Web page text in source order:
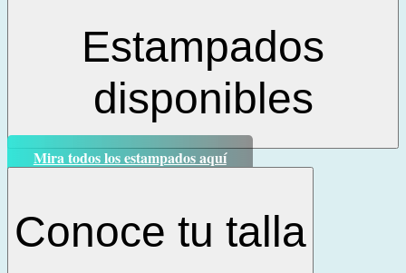
Estampados
disponibles
Mira todos los estampados aquí
Conoce tu talla